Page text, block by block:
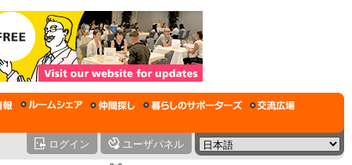
ログイン ユーザパネル